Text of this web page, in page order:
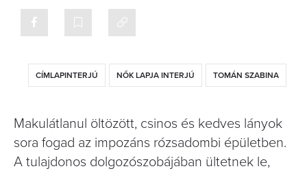
CÍMLAPINTERJÚ NŐK LAPJA INTERJÚ TOMÁN SZABINA
Makulátlanul öltözött, csinos és kedves lányok
sora fogad az impozáns rózsadombi épületben.
A tulajdonos dolgozószobájában ültetnek le,